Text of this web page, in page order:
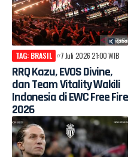
TAG: BRASIL 7 Juli 2026 21:00 WIB
RRQ Kazu, EVOS Divine,
dan Team Vitality Wakili
Indonesia di EWC Free Fire
2026